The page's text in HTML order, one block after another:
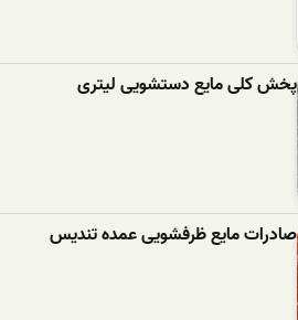
پخش کلی مایع دستشویی لیتری
صادرات مایع ظرفشویی عمده تندیس